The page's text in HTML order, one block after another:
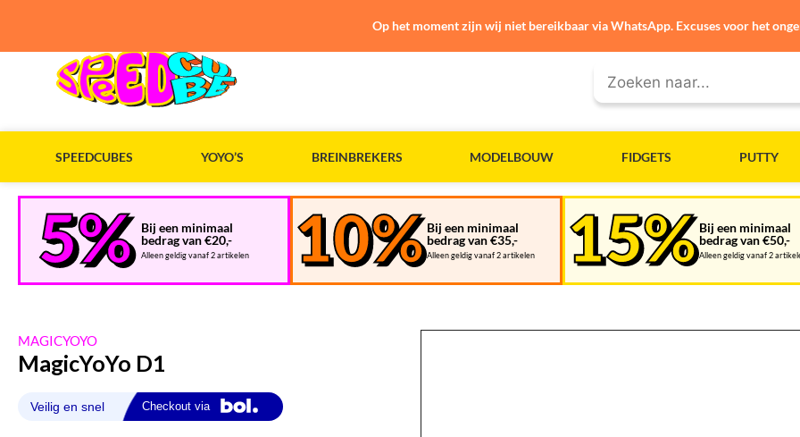
SPEEDCUBES YOYO’S BREINBREKERS MODELBOUW FIDGETS PUTTY
Bij een minimaal
bedrag van €20,-
Alleen geldig vanaf 2 artikelen
Bij een minimaal
bedrag van €35,-
Alleen geldig vanaf 2 artikelen
Bij een minimaal
bedrag van €50,-
Alleen geldig vanaf 2
MAGICYOYO
MagicYoYo D1
Op het moment zijn wij niet bereikbaar via WhatsApp. Excuses voor het